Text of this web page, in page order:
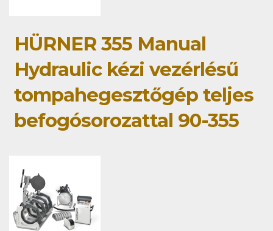
HÜRNER 355 Manual
Hydraulic kézi vezérlésű
tompahegesztőgép teljes
befogósorozattal 90-355